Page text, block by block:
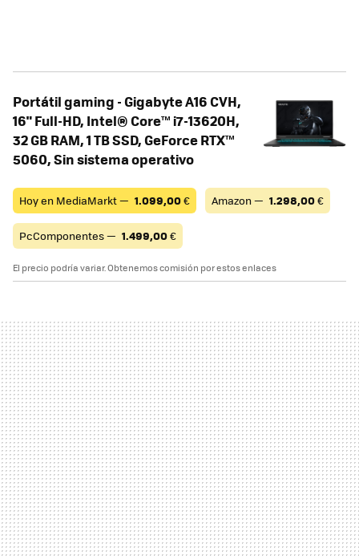
Portátil gaming - Gigabyte A16 CVH,
16" Full-HD, Intel® Core™ i7-13620H,
32 GB RAM, 1 TB SSD, GeForce RTX™
5060, Sin sistema operativo
Hoy en MediaMarkt — 1.099,00€ Amazon — 1.298,00€
PcComponentes — 1.499,00€
El precio podría variar. Obtenemos comisión por estos enlaces